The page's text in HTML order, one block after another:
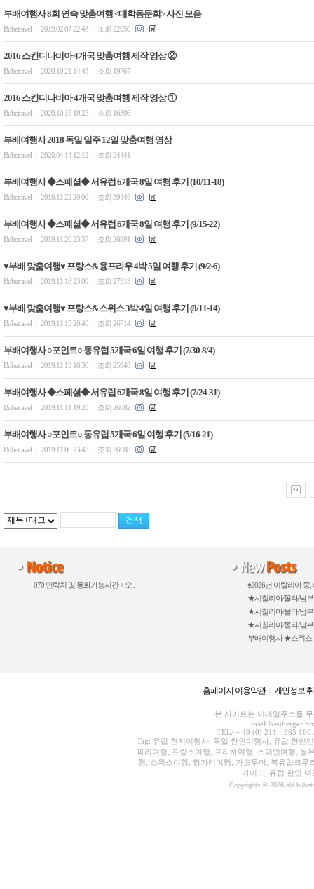
부배여행사 8회 연속 맞춤여행 <대학동문회> 사진 모음
Bubetravel 2019.02.07 22:48 조회 22950
2016 스칸디나비아 4개국 맞춤여행 제작 영상 ②
Bubetravel 2020.10.21 14:45 조회 19767
2016 스칸디나비아 4개국 맞춤여행 제작 영상 ①
Bubetravel 2020.10.15 19:25 조회 16306
부배여행사 2018 독일 일주 12일 맞춤여행 영상
Bubetravel 2020.04.14 12:12 조회 24441
부배여행사 ◆스페셜◆ 서유럽 6개국 8일 여행 후기 (10/11-18)
Bubetravel 2019.11.22 20:00 조회 39446
부배여행사 ◆스페셜◆ 서유럽 6개국 8일 여행 후기 (9/15-22)
Bubetravel 2019.11.20 23:37 조회 26991
♥부배 맞춤여행♥ 프랑스&융프라우 4박 5일 여행 후기 (9/2-6)
Bubetravel 2019.11.18 23:09 조회 27318
♥부배 맞춤여행♥ 프랑스&스위스 3박 4일 여행 후기 (8/11-14)
Bubetravel 2019.11.15 20:40 조회 26714
부배여행사 ○포인트○ 동유럽 5개국 6일 여행 후기 (7/30-8/4)
Bubetravel 2019.11.13 18:30 조회 25948
부배여행사 ◆스페셜◆ 서유럽 6개국 8일 여행 후기 (7/24-31)
Bubetravel 2019.11.11 19:28 조회 26082
부배여행사 ○포인트○ 동유럽 5개국 6일 여행 후기 (5/16-21)
Bubetravel 2019.11.06 23:43 조회 26088
♠2026년 이탈리아 중,
★시칠리아/몰타/남
★시칠리아/몰타/남
★시칠리아/몰타/남
부배여행사 ★스위스
070 연락처 및 통화가능시간 + 오 . .
홈페이지 이용약관 개인정보
본 사이트는 이메일주소를
Josef Neuberger
TEL/ + 49 (0) 211 - 365 160
Tag: 유럽 현지여행사, 독일 한인여행사, 유럽 한인
파리여행, 프랑스여행, 프라하여행, 스페인여행, 동
행, 스위스여행, 헝가리여행, 가도투어, 북유럽크
가이드, 유럽 한인
Copyrights © 2026